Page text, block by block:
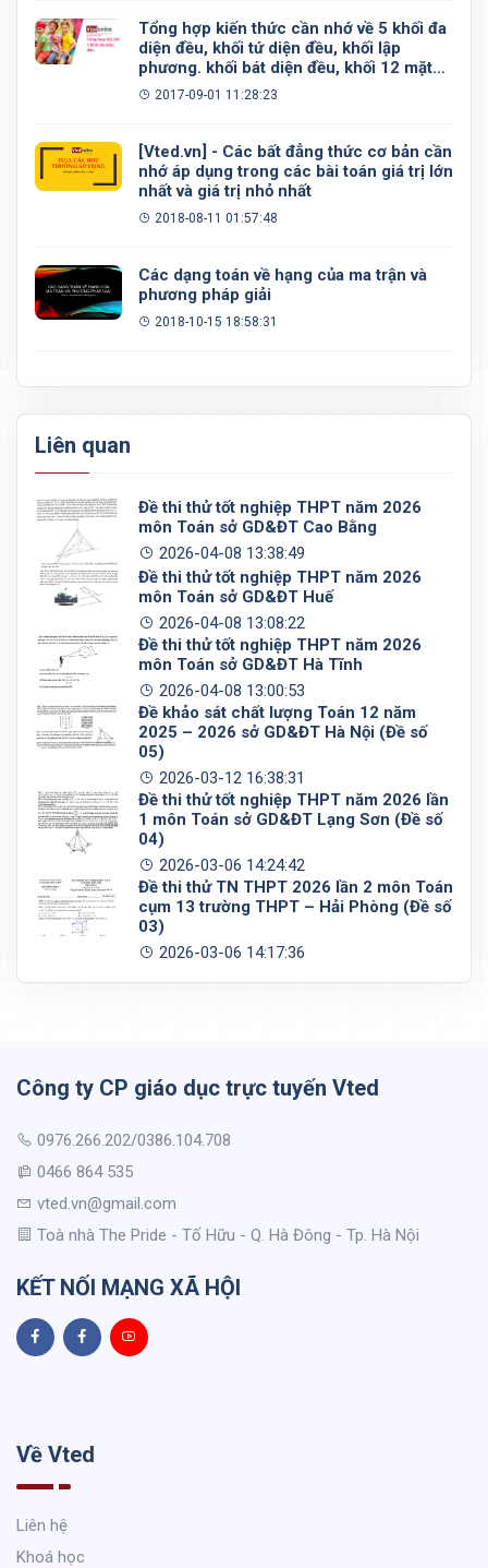
Tổng hợp kiến thức cần nhớ về 5 khối đa
diện đều, khối tứ diện đều, khối lập
phương. khối bát diện đều, khối 12 mặt
đều, khối 20 mặt đều
2017-09-01 11:28:23
[Vted.vn] - Các bất đẳng thức cơ bản cần
nhớ áp dụng trong các bài toán giá trị lớn
nhất và giá trị nhỏ nhất
2018-08-11 01:57:48
Các dạng toán về hạng của ma trận và
phương pháp giải
2018-10-15 18:58:31
Liên quan
Đề thi thử tốt nghiệp THPT năm 2026
môn Toán sở GD&ĐT Cao Bằng
2026-04-08 13:38:49
Đề thi thử tốt nghiệp THPT năm 2026
môn Toán sở GD&ĐT Huế
2026-04-08 13:08:22
Đề thi thử tốt nghiệp THPT năm 2026
môn Toán sở GD&ĐT Hà Tĩnh
2026-04-08 13:00:53
Đề khảo sát chất lượng Toán 12 năm
2025 – 2026 sở GD&ĐT Hà Nội (Đề số
05)
2026-03-12 16:38:31
Đề thi thử tốt nghiệp THPT năm 2026 lần
1 môn Toán sở GD&ĐT Lạng Sơn (Đề số
04)
2026-03-06 14:24:42
Đề thi thử TN THPT 2026 lần 2 môn Toán
cụm 13 trường THPT – Hải Phòng (Đề số
03)
2026-03-06 14:17:36
Công ty CP giáo dục trực tuyến Vted
0976.266.202/0386.104.708
0466 864 535
vted.vn@gmail.com
Toà nhà The Pride - Tố Hữu - Q. Hà Đông - Tp. Hà Nội
KẾT NỐI MẠNG XÃ HỘI
Về Vted
Liên hệ
Khoá học